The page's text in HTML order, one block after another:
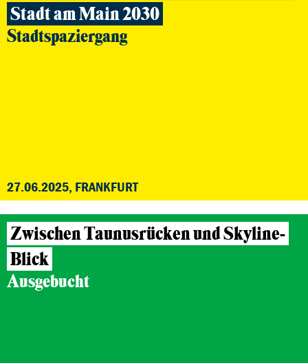
Stadt am Main 2030
Stadtspaziergang
27.06.2025, FRANKFURT
Zwischen Taunusrücken und Skyline-
Blick
Ausgebucht